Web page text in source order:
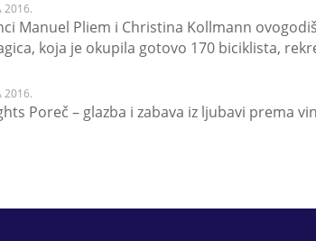
2016.
Manuel Pliem i Christina Kollmann
koja je okupila gotovo 170 biciklista,
2016.
Poreč – glazba i zabava iz ljubavi prema